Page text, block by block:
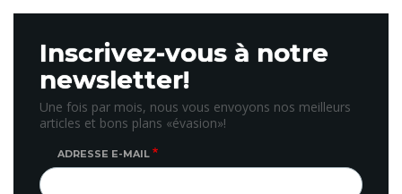
Inscrivez-vous à notre
newsletter!
Une fois par mois, nous vous envoyons nos meilleurs
articles et bons plans «évasion»!
ADRESSE E-MAIL